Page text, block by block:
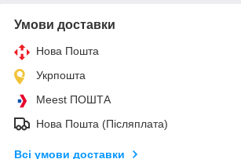
Умови доставки
Нова Пошта
Укрпошта
Meest ПОШТА
Нова Пошта (Післяплата)
Всі умови доставки